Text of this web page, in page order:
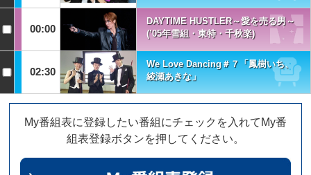
00:00
DAYTIME HUSTLER～愛を売る男～
(’05年雪組・東特・千秋楽)
02:30
We Love Dancing＃７「鳳樹いち、
綾瀬あきな」
My番組表に登録したい番組にチェックを入れてMy番
組表登録ボタンを押してください。